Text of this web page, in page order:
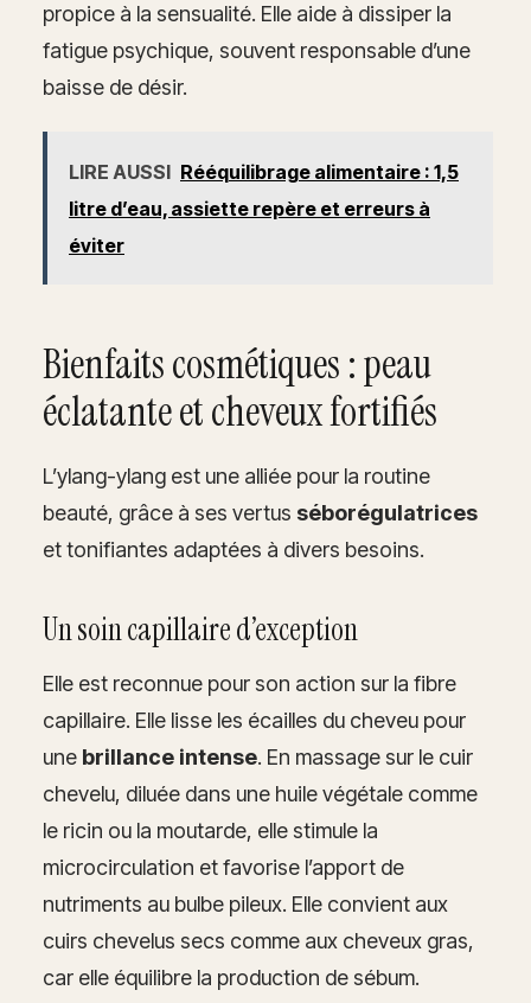
propice à la sensualité. Elle aide à dissiper la
fatigue psychique, souvent responsable d’une
baisse de désir.
LIRE AUSSI Rééquilibrage alimentaire : 1,5
litre d’eau, assiette repère et erreurs à
éviter
Bienfaits cosmétiques : peau
éclatante et cheveux fortifiés
L’ylang-ylang est une alliée pour la routine
beauté, grâce à ses vertus séborégulatrices
et tonifiantes adaptées à divers besoins.
Un soin capillaire d’exception
Elle est reconnue pour son action sur la fibre
capillaire. Elle lisse les écailles du cheveu pour
une brillance intense. En massage sur le cuir
chevelu, diluée dans une huile végétale comme
le ricin ou la moutarde, elle stimule la
microcirculation et favorise l’apport de
nutriments au bulbe pileux. Elle convient aux
cuirs chevelus secs comme aux cheveux gras,
car elle équilibre la production de sébum.